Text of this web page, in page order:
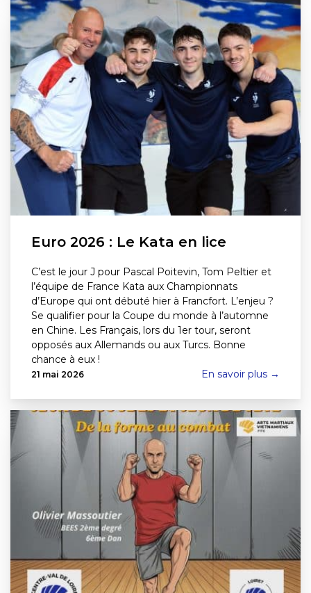
Euro 2026 : Le Kata en lice
C’est le jour J pour Pascal Poitevin, Tom Peltier et
l’équipe de France Kata aux Championnats
d’Europe qui ont débuté hier à Francfort. L’enjeu ?
Se qualifier pour la Coupe du monde à l’automne
en Chine. Les Français, lors du 1er tour, seront
opposés aux Allemands ou aux Turcs. Bonne
chance à eux !
21 mai 2026 En savoir plus →